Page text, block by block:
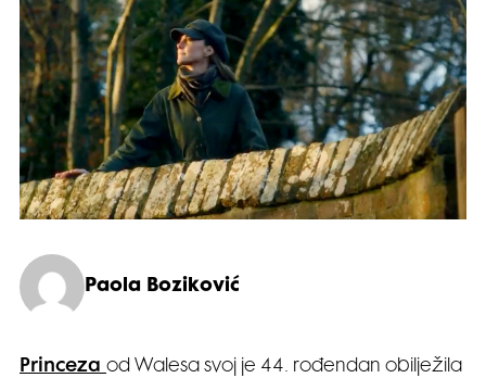
Paola Boziković
Princeza od Walesa svoj je 44. rođendan obilježila